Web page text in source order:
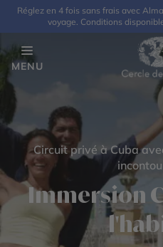
Réglez en 4 fois sans frais avec
voyage. Conditions
MENU
Circuit privé à Cuba
Immersion